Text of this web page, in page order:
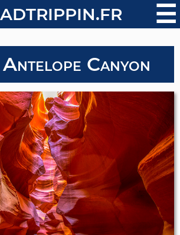
☰
Canyon